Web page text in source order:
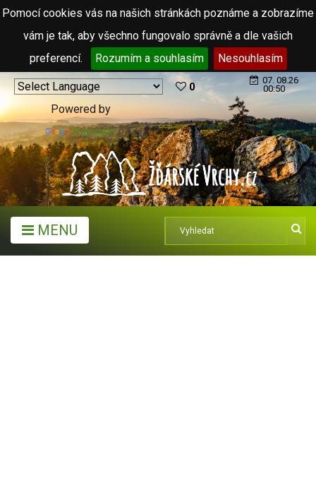
Pomocí cookies vás na našich stránkách poznáme a zobrazíme
vám je tak, aby všechno fungovalo správně a dle vašich
preferencí.
Rozumím a souhlasím Nesouhlasím
Powered by
Translate
0
07. 08.26
00:50
MENU